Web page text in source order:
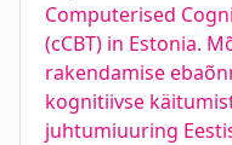
Computerised
(cCBT) in Estonia.
rakendamise
kognitiivse
juhtumiuuring